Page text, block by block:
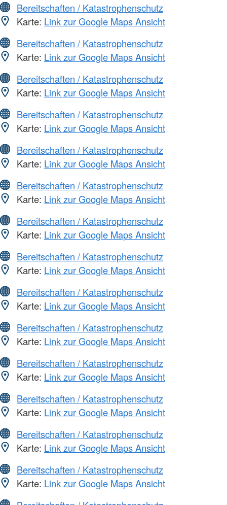
Bereitschaften / Katastrophenschutz
Karte: Link zur Google Maps Ansicht
Bereitschaften / Katastrophenschutz
Karte: Link zur Google Maps Ansicht
Bereitschaften / Katastrophenschutz
Karte: Link zur Google Maps Ansicht
Bereitschaften / Katastrophenschutz
Karte: Link zur Google Maps Ansicht
Bereitschaften / Katastrophenschutz
Karte: Link zur Google Maps Ansicht
Bereitschaften / Katastrophenschutz
Karte: Link zur Google Maps Ansicht
Bereitschaften / Katastrophenschutz
Karte: Link zur Google Maps Ansicht
Bereitschaften / Katastrophenschutz
Karte: Link zur Google Maps Ansicht
Bereitschaften / Katastrophenschutz
Karte: Link zur Google Maps Ansicht
Bereitschaften / Katastrophenschutz
Karte: Link zur Google Maps Ansicht
Bereitschaften / Katastrophenschutz
Karte: Link zur Google Maps Ansicht
Bereitschaften / Katastrophenschutz
Karte: Link zur Google Maps Ansicht
Bereitschaften / Katastrophenschutz
Karte: Link zur Google Maps Ansicht
Bereitschaften / Katastrophenschutz
Karte: Link zur Google Maps Ansicht